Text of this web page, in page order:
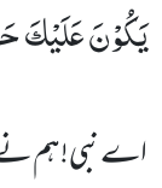
یَكُوْنَ عَلَیْكَ
اے نبی!ہم نے